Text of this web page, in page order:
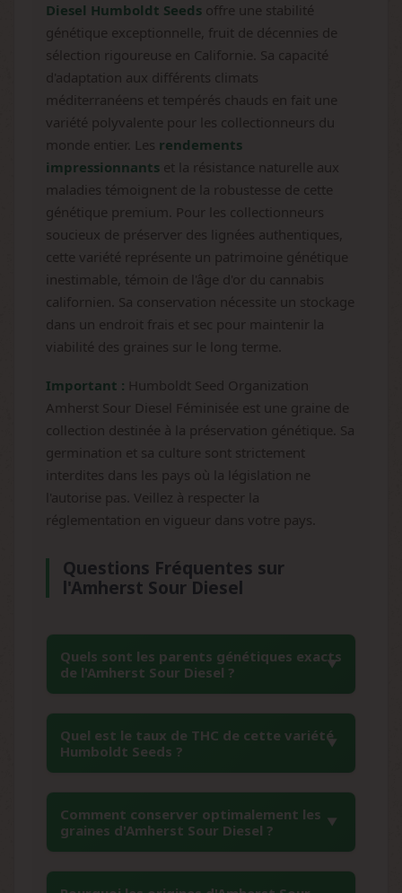
Diesel Humboldt Seeds offre une stabilité
génétique exceptionnelle, fruit de décennies de
sélection rigoureuse en Californie. Sa capacité
d'adaptation aux différents climats
méditerranéens et tempérés chauds en fait une
variété polyvalente pour les collectionneurs du
monde entier. Les rendements
impressionnants et la résistance naturelle aux
maladies témoignent de la robustesse de cette
génétique premium. Pour les collectionneurs
soucieux de préserver des lignées authentiques,
cette variété représente un patrimoine génétique
inestimable, témoin de l'âge d'or du cannabis
californien. Sa conservation nécessite un stockage
dans un endroit frais et sec pour maintenir la
viabilité des graines sur le long terme.
Important : Humboldt Seed Organization
Amherst Sour Diesel Féminisée est une graine de
collection destinée à la préservation génétique. Sa
germination et sa culture sont strictement
interdites dans les pays où la législation ne
l'autorise pas. Veillez à respecter la
réglementation en vigueur dans votre pays.
Questions Fréquentes sur
l'Amherst Sour Diesel
Quels sont les parents génétiques exacts
de l'Amherst Sour Diesel ?
L'Amherst Sour Diesel résulte du croisement
entre une Chemdawg et une Amherst Super
Mendocino, créant un hybride unique qui
conserve les meilleures caractéristiques de
ses deux parents légendaires.
Quel est le taux de THC de cette variété
Humboldt Seeds ?
L'Amherst Sour Diesel de Humboldt Seed
Organization présente un taux de THC
particulièrement élevé de 27%, ce qui en fait
reste faible à 0,1%, créant un profil
Comment conserver optimalement les
graines d'Amherst Sour Diesel ?
Pour maintenir la viabilité des graines,